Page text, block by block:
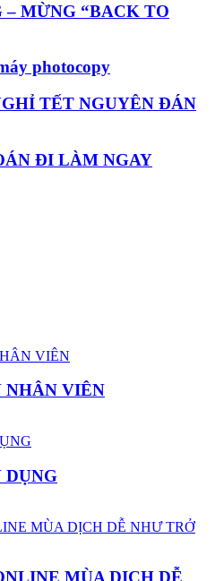
MỪNG “BACK TO
photocopy
TẾT NGUYÊN ĐÁN
ĐI LÀM NGAY
NHÂN VIÊN
DỤNG